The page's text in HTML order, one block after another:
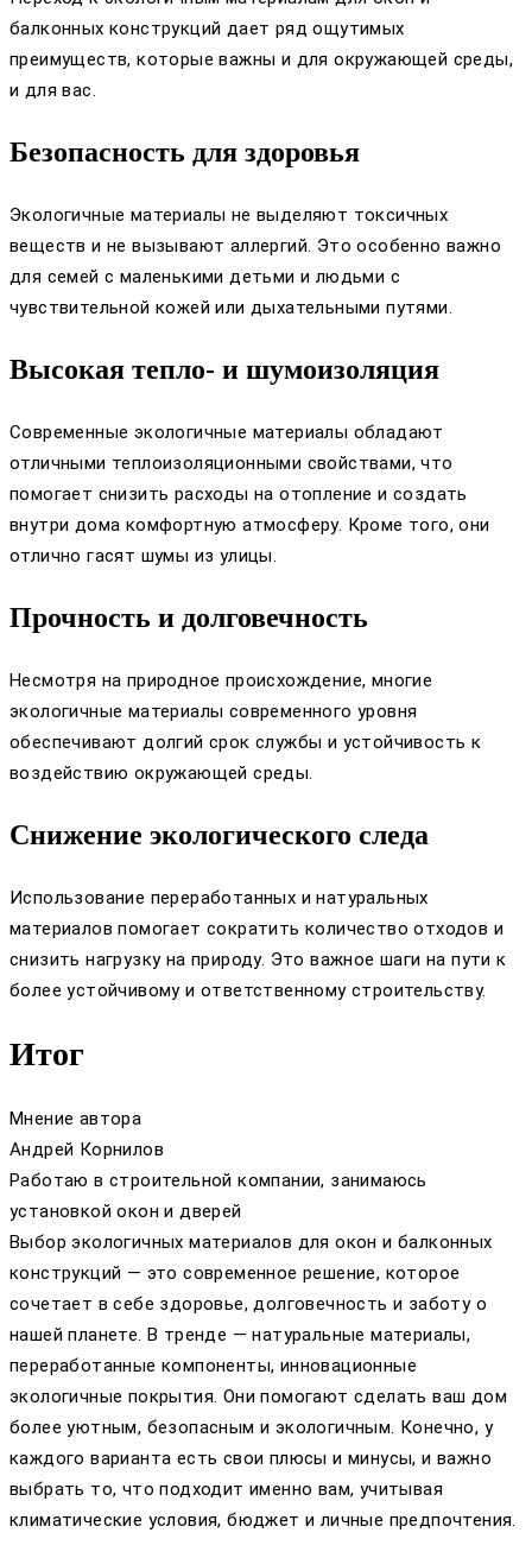
балконных конструкций дает ряд ощутимых
преимуществ, которые важны и для окружающей среды,
и для вас.
Безопасность для здоровья
Экологичные материалы не выделяют токсичных
веществ и не вызывают аллергий. Это особенно важно
для семей с маленькими детьми и людьми с
чувствительной кожей или дыхательными путями.
Высокая тепло- и шумоизоляция
Современные экологичные материалы обладают
отличными теплоизоляционными свойствами, что
помогает снизить расходы на отопление и создать
внутри дома комфортную атмосферу. Кроме того, они
отлично гасят шумы из улицы.
Прочность и долговечность
Несмотря на природное происхождение, многие
экологичные материалы современного уровня
обеспечивают долгий срок службы и устойчивость к
воздействию окружающей среды.
Снижение экологического следа
Использование переработанных и натуральных
материалов помогает сократить количество отходов и
снизить нагрузку на природу. Это важное шаги на пути к
более устойчивому и ответственному строительству.
Итог
Мнение автора
Андрей Корнилов
Работаю в строительной компании, занимаюсь
установкой окон и дверей
Выбор экологичных материалов для окон и балконных
конструкций — это современное решение, которое
сочетает в себе здоровье, долговечность и заботу о
нашей планете. В тренде — натуральные материалы,
переработанные компоненты, инновационные
экологичные покрытия. Они помогают сделать ваш дом
более уютным, безопасным и экологичным. Конечно, у
каждого варианта есть свои плюсы и минусы, и важно
выбрать то, что подходит именно вам, учитывая
климатические условия, бюджет и личные предпочтения.